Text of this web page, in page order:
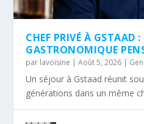
CHEF PRIVÉ À GSTAAD :
GASTRONOMIQUE
par lavoisine |Août 5, 2026 |
Un séjour à Gstaad réunit
générations dans un même